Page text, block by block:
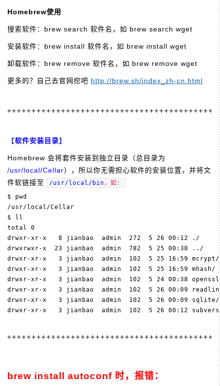
Homebrew使用
搜索软件：brew search 软件名，如 brew search wget
安装软件：brew install 软件名，如 brew install wget
卸载软件：brew remove 软件名，如 brew remove wget
更多的？自己去官网挖吧 http://brew.sh/index_zh-cn.html
【软件安装目录】
Homebrew 会将套件安装到独立目录（总目录为
/usr/local/Cellar），所以你无需担心软件的安装位置，并将文
件软链接至
/usr/local/bin ，如：
$ pwd
/usr/local/Cellar
$ ll
total 0
drwxr-xr-x   8 jianbao  admin  272  5 26 00:12 ./
drwxrwxr-x  23 jianbao  admin  782  5 25 00:30 ../
drwxr-xr-x   3 jianbao  admin  102  5 25 16:59 mcrypt/
drwxr-xr-x   3 jianbao  admin  102  5 25 16:59 mhash/
drwxr-xr-x   3 jianbao  admin  102  5 24 00:38
drwxr-xr-x   3 jianbao  admin  102  5 26 00:09
drwxr-xr-x   3 jianbao  admin  102  5 26 00:09 sqlite/
drwxr-xr-x   3 jianbao  admin  102  5 26 00:12
brew install autoconf 时，报错：